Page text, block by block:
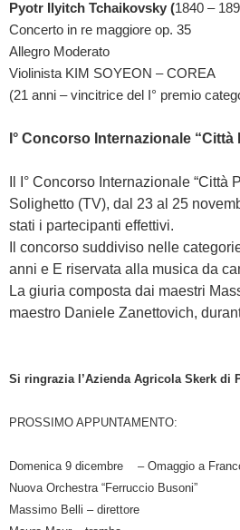
Pyotr Ilyitch Tchaikovsky (1840 –
Concerto in re maggiore op. 35
Allegro Moderato
Violinista KIM SOYEON – COREA
(21 anni – vincitrice del I° premio
I° Concorso Internazionale “Città
Il I° Concorso Internazionale
Solighetto (TV), dal 23 al 25
stati i partecipanti effettivi.
Il concorso suddiviso nelle
anni e E riservata alla musica da
La giuria composta dai maestri
maestro Daniele Zanettovich,
Si ringrazia l’Azienda Agricola Skerk di
PROSSIMO APPUNTAMENTO:
Domenica 9 dicembre
– Omaggio a
Nuova Orchestra “Ferruccio Busoni”
Massimo Belli – direttore